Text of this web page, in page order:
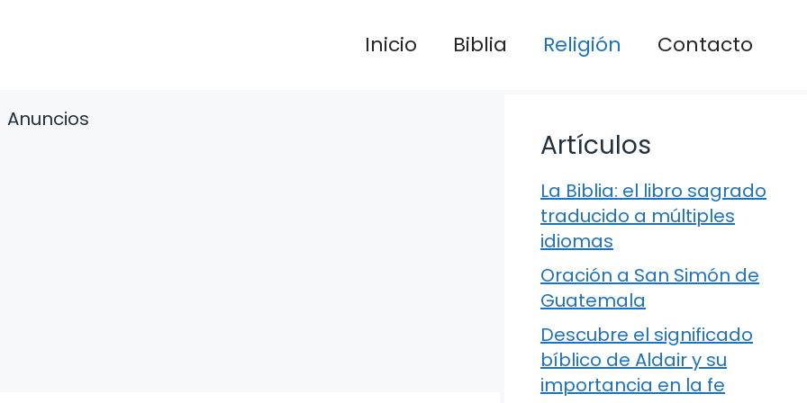
Inicio Biblia Religión Contacto
Anuncios
Artículos
La Biblia: el libro sagrado
traducido a múltiples
idiomas
Oración a San Simón de
Guatemala
Descubre el significado
bíblico de Aldair y su
importancia en la fe